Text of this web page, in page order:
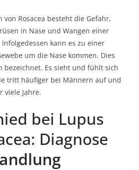
von Rosacea besteht die Gefahr,
in Nase und Wangen einer
kann es zu einer
um die Nase kommen. Dies
bezeichnet. Es sieht und fühlt sich
tritt häufiger bei Männern auf und
viele Jahre.
bei Lupus
Diagnose